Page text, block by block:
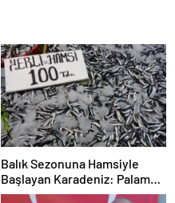
Balık Sezonuna Hamsiyle
Başlayan Karadeniz: Palamut
Sessiz, Hamsi Çok